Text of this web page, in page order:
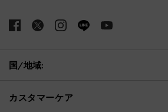
国/地域:
カスタマーケア